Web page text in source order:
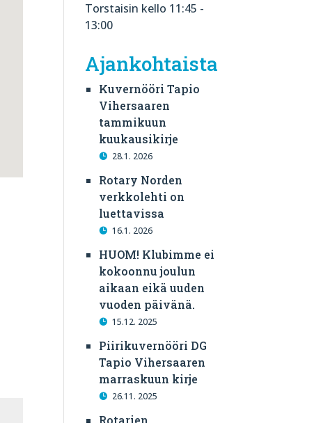
Torstaisin kello 11:45 -
13:00
Ajankohtaista
Kuvernööri Tapio
Vihersaaren
tammikuun
kuukausikirje
28.1. 2026
Rotary Norden
verkkolehti on
luettavissa
16.1. 2026
HUOM! Klubimme ei
kokoonnu joulun
aikaan eikä uuden
vuoden päivänä.
15.12. 2025
Piirikuvernööri DG
Tapio Vihersaaren
marraskuun kirje
26.11. 2025
Rotarien